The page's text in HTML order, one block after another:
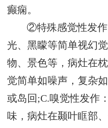
癫痫。
②特殊感觉性发作
光、黑矇等简单视幻
物、景色等，病灶在
觉简单如噪声，复杂
或岛回;C.嗅觉性发作
味，病灶在颞叶眶部